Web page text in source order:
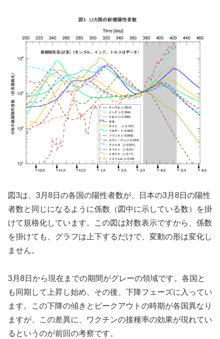
図3は、3月8日の各国の陽性者数が、日本の3月8日の陽性
者数と同じになるように係数（図中に示している数）を掛
けて規格化しています。この図は対数表示ですから、係数
を掛けても、グラフは上下するだけで、変動の形は変化し
ません。
3月8日から現在までの期間がグレーの領域です。各国と
も同期して上昇し始め、その後、下降フェーズに入ってい
ます。この下降の傾きとピークアウトの時期が各国異なり
ますが、この差異に、ワクチンの接種率の効果が現れてい
るというのが前回の考察です。